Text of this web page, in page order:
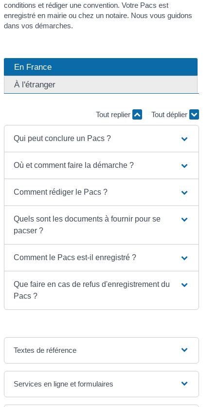
conditions et rédiger une convention. Votre Pacs est
enregistré en mairie ou chez un notaire. Nous vous guidons
dans vos démarches.
En France
À l'étranger
Tout replier Tout déplier
Qui peut conclure un Pacs ?
Où et comment faire la démarche ?
Comment rédiger le Pacs ?
Quels sont les documents à fournir pour se
pacser ?
Comment le Pacs est-il enregistré ?
Que faire en cas de refus d'enregistrement du
Pacs ?
Textes de référence
Services en ligne et formulaires